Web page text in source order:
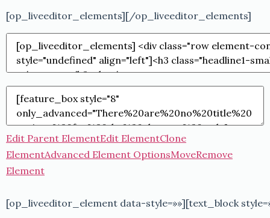
[op_liveeditor_elements][/op_liveeditor_elements]
Edit Parent ElementEdit ElementClone
ElementAdvanced Element OptionsMoveRemove
Element
[op_liveeditor_element data-style=»»][text_block